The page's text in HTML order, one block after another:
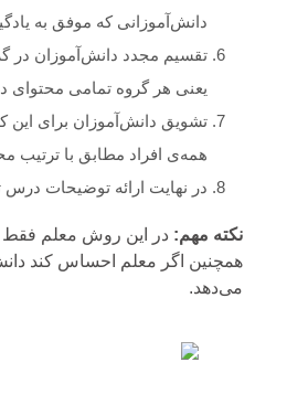
دانش‌آموزانی که موفق به
تقسیم مجدد دانش‌آموزان در
یعنی هر گروه تمامی
تشویق دانش‌آموزان برای این
همه‌ی افراد مطابق با ترتیب
در نهایت ارائه توضیحات
نکته مهم: در این روش معلم فقط
همچنین اگر معلم احساس کند
می‌دهد.